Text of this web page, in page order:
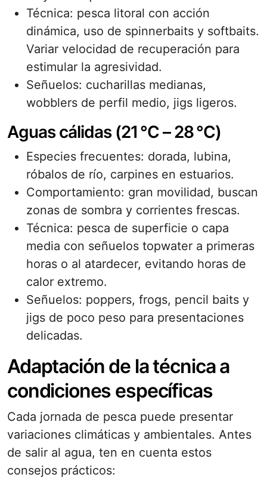
Técnica: pesca litoral con acción
dinámica, uso de spinnerbaits y softbaits.
Variar velocidad de recuperación para
estimular la agresividad.
Señuelos: cucharillas medianas,
wobblers de perfil medio, jigs ligeros.
Aguas cálidas (21 °C – 28 °C)
Especies frecuentes: dorada, lubina,
róbalos de río, carpines en estuarios.
Comportamiento: gran movilidad, buscan
zonas de sombra y corrientes frescas.
Técnica: pesca de superficie o capa
media con señuelos topwater a primeras
horas o al atardecer, evitando horas de
calor extremo.
Señuelos: poppers, frogs, pencil baits y
jigs de poco peso para presentaciones
delicadas.
Adaptación de la técnica a
condiciones específicas
Cada jornada de pesca puede presentar
variaciones climáticas y ambientales. Antes
de salir al agua, ten en cuenta estos
consejos prácticos: